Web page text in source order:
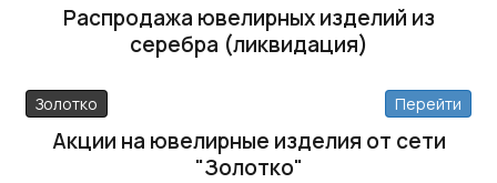
Распродажа ювелирных изделий из
серебра (ликвидация)
Золотко Перейти
Акции на ювелирные изделия от сети
"Золотко"